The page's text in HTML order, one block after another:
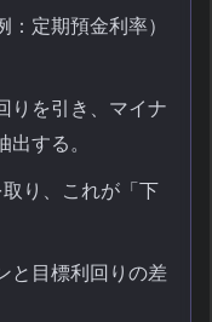
定期預金利率）
りを引き、マイナ
する。
り、これが「下
と目標利回りの差